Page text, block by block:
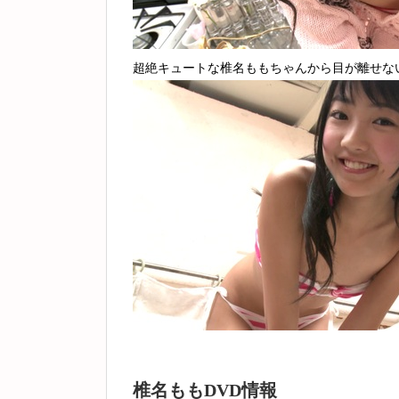
超絶キュートな椎名ももちゃんから目が離せな
椎名ももDVD情報